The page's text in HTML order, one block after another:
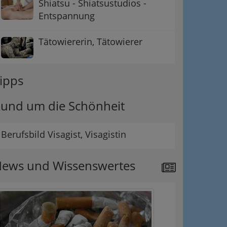
Shiatsu - Shiatsustudios -
Entspannung
Tätowiererin, Tätowierer
um die Schönheit
Berufsbild Visagist, Visagistin
und Wissenswertes